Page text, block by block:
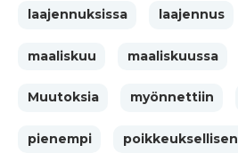
laajennuksissa laajennus
maaliskuu maaliskuussa
Muutoksia myönnettiin
pienempi poikkeuksellisen